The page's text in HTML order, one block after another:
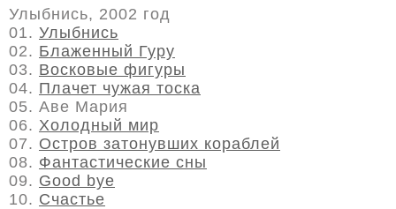
Улыбнись, 2002 год
01. Улыбнись
02. Блаженный Гуру
03. Восковые фигуры
04. Плачет чужая тоска
05. Аве Мария
06. Холодный мир
07. Остров затонувших кораблей
08. Фантастические сны
09. Good bye
10. Счастье